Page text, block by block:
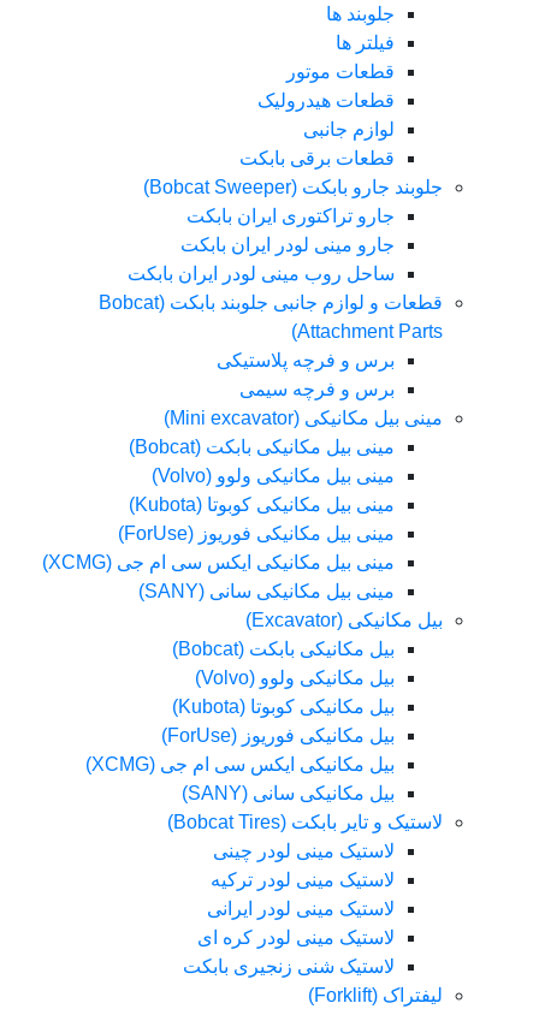
جلوبند ها
فیلتر ها
قطعات موتور
قطعات هیدرولیک
لوازم جانبی
قطعات برقی بابکت
جلوبند جارو بابکت (Bobcat Sweeper)
جارو تراکتوری ایران بابکت
جارو مینی لودر ایران بابکت
ساحل روب مینی لودر ایران بابکت
قطعات و لوازم جانبی جلوبند بابکت (Bobcat
Attachment Parts)
برس و فرچه پلاستیکی
برس و فرچه سیمی
مینی بیل مکانیکی (Mini excavator)
مینی بیل مکانیکی بابکت (Bobcat)
مینی بیل مکانیکی ولوو (Volvo)
مینی بیل مکانیکی کوبوتا (Kubota)
مینی بیل مکانیکی فوریوز (ForUse)
مینی بیل مکانیکی ایکس سی ام جی (XCMG)
مینی بیل مکانیکی سانی (SANY)
بیل مکانیکی (Excavator)
بیل مکانیکی بابکت (Bobcat)
بیل مکانیکی ولوو (Volvo)
بیل مکانیکی کوبوتا (Kubota)
بیل مکانیکی فوریوز (ForUse)
بیل مکانیکی ایکس سی ام جی (XCMG)
بیل مکانیکی سانی (SANY)
لاستیک و تایر بابکت (Bobcat Tires)
لاستیک مینی لودر چینی
لاستیک مینی لودر ترکیه
لاستیک مینی لودر ایرانی
لاستیک مینی لودر کره ای
لاستیک شنی زنجیری بابکت
لیفتراک (Forklift)